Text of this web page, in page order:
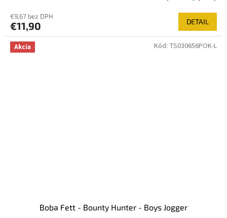
€9,67 bez DPH
€11,90 DETAIL
Akcia
Boba Fett - Bounty Hunter - Boys Jogger
Kód: TS030656POK-L